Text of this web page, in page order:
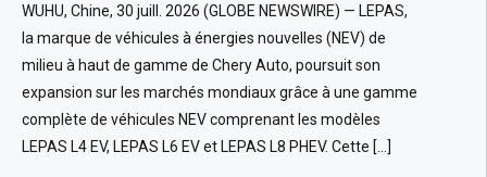
WUHU, Chine, 30 juill. 2026 (GLOBE NEWSWIRE) — LEPAS,
la marque de véhicules à énergies nouvelles (NEV) de
milieu à haut de gamme de Chery Auto, poursuit son
expansion sur les marchés mondiaux grâce à une gamme
complète de véhicules NEV comprenant les modèles
LEPAS L4 EV, LEPAS L6 EV et LEPAS L8 PHEV. Cette […]